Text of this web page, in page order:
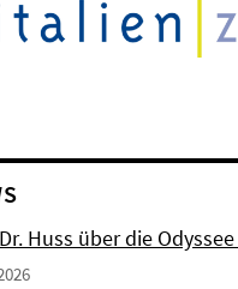
Huss über die